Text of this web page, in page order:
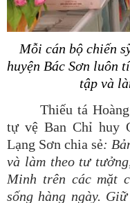
Mỗi cán bộ chiến
huyện Bác Sơn luôn
tập và
Thiếu tá
tự vệ Ban Chỉ huy
Lạng Sơn chia sẻ:
và làm theo tư
Minh trên các mặt
sống hàng ngày.